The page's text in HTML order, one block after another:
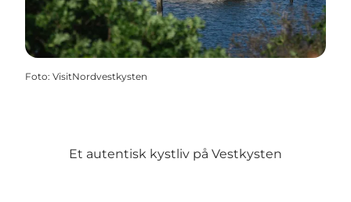
Foto: VisitNordvestkysten
Et autentisk kystliv på Vestkysten